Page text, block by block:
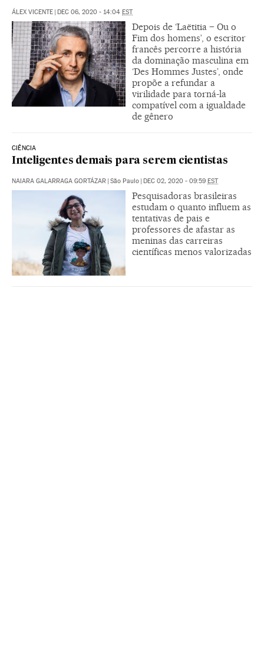
ÁLEX VICENTE | DEC 06, 2020 - 14:04 EST
Depois de ‘Laëtitia – Ou o
Fim dos homens’, o escritor
francês percorre a história
da dominação masculina em
‘Des Hommes Justes’, onde
propõe a refundar a
virilidade para torná-la
compatível com a igualdade
de gênero
CIÊNCIA
Inteligentes demais para serem cientistas
NAIARA GALARRAGA GORTÁZAR | São Paulo | DEC 02, 2020 - 09:59 EST
Pesquisadoras brasileiras
estudam o quanto influem as
tentativas de pais e
professores de afastar as
meninas das carreiras
científicas menos valorizadas